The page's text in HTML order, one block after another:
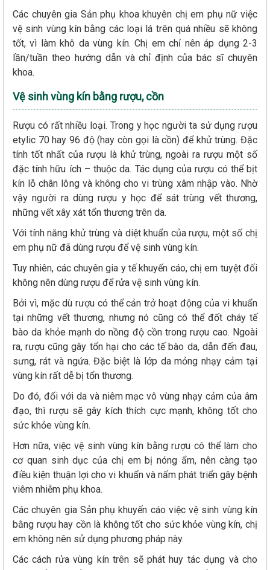
Các chuyên gia Sản phụ khoa khuyên chị em phụ nữ việc
vệ sinh vùng kín bằng các loại lá trên quá nhiều sẽ không
tốt, vì làm khô da vùng kín. Chị em chỉ nên áp dụng 2-3
lần/tuần theo hướng dẫn và chỉ định của bác sĩ chuyên
khoa.
Vệ sinh vùng kín bằng rượu, cồn
Rượu có rất nhiều loại. Trong y học người ta sử dụng rượu
etylic 70 hay 96 độ (hay còn gọi là cồn) để khử trùng. Đặc
tính tốt nhất của rượu là khử trùng, ngoài ra rượu một số
đặc tính hữu ích – thuộc da. Tác dụng của rượu có thể bịt
kín lỗ chân lông và không cho vi trùng xâm nhập vào. Nhờ
vậy người ra dùng rượu y học để sát trùng vết thương,
những vết xây xát tổn thương trên da.
Với tính năng khử trùng và diệt khuẩn của rượu, một số chị
em phụ nữ đã dùng rượu để vệ sinh vùng kín.
Tuy nhiên, các chuyên gia y tế khuyến cáo, chị em tuyệt đối
không nên dùng rượu để rửa vệ sinh vùng kín.
Bởi vì, mặc dù rượu có thể cản trở hoạt động của vi khuẩn
tại những vết thương, nhưng nó cũng có thể đốt cháy tế
bào da khỏe mạnh do nồng độ cồn trong rượu cao. Ngoài
ra, rượu cũng gây tổn hại cho các tế bào da, dẫn đến đau,
sưng, rát và ngứa. Đặc biệt là lớp da mỏng nhạy cảm tại
vùng kín rất dễ bị tổn thương.
Do đó, đối với da và niêm mạc vô vùng nhạy cảm của âm
đạo, thì rượu sẽ gây kích thích cực mạnh, không tốt cho
sức khỏe vùng kín.
Hơn nữa, việc vệ sinh vùng kín bằng rượu có thể làm cho
cơ quan sinh dục của chị em bị nóng ẩm, nên càng tạo
điều kiện thuận lợi cho vi khuẩn và nấm phát triển gây bệnh
viêm nhiễm phụ khoa.
Các chuyên gia Sản phụ khuyến cáo việc vệ sinh vùng kín
bằng rượu hay cồn là không tốt cho sức khỏe vùng kín, chị
em không nên sử dụng phương pháp này.
Các cách rửa vùng kín trên sẽ phát huy tác dụng và cho